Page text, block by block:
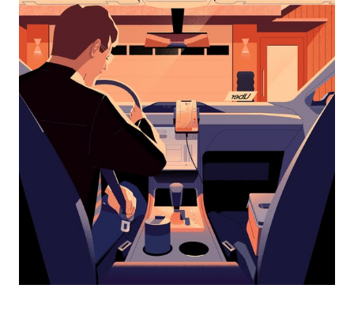
выбрать
дату.
Чтобы
закрыть
календарь,
нажмите
Esc.